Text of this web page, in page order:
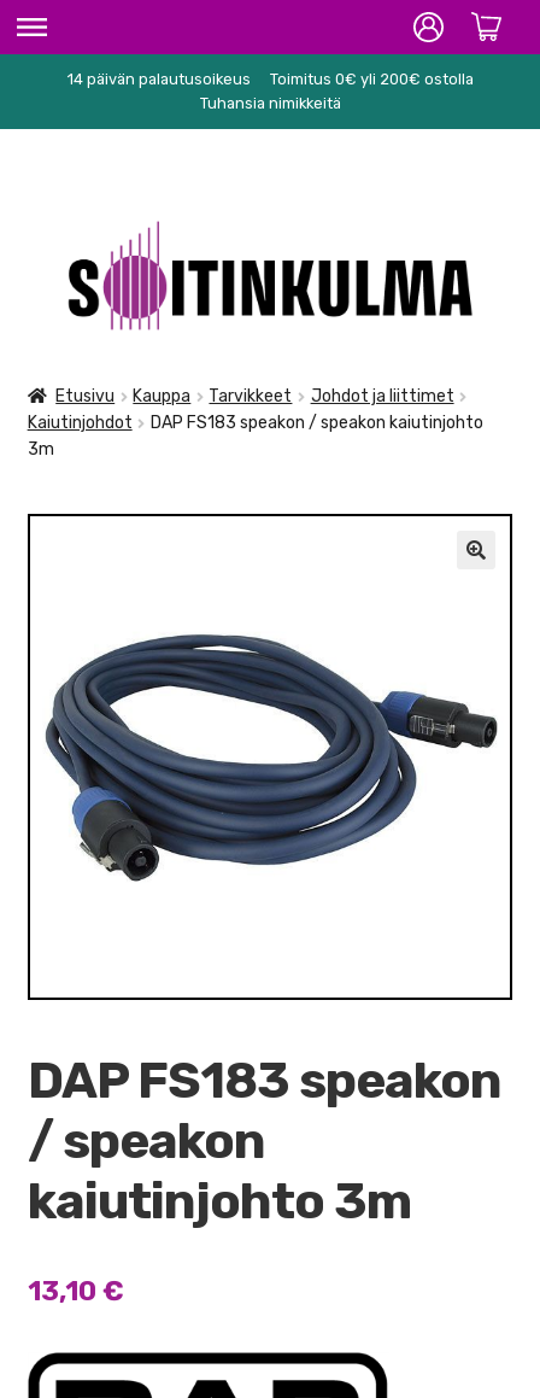
ETUSIVU
KARAOKE
NUOTIT
TARVIKKEET
YRITYS
TARJOUKSET
14 päivän palautusoikeus
Toimitus 0€ yli 200€ ostolla
Tuhansia nimikkeitä
navigointiin
sisältöön
Etusivu Kauppa Tarvikkeet
Johdot ja liittimet
Kaiutinjohdot
DAP FS183 speakon / speakon kaiutinjohto
3m
DAP FS183 speakon
/ speakon
kaiutinjohto 3m
13,10 €